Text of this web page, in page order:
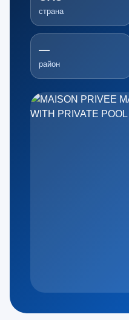
страна
—
район